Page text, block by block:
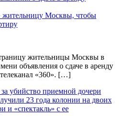
Москвы, чтобы
жительницы Москвы в
объявления о сдаче в аренду
«360». […]
23 года колонии на двоих
и «спектакль» с ее